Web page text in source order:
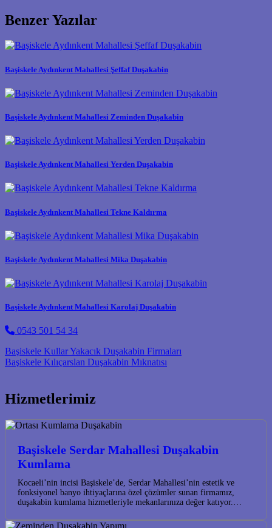
Benzer Yazılar
Başiskele Aydınkent Mahallesi Şeffaf Duşakabin
Başiskele Aydınkent Mahallesi Zeminden Duşakabin
Başiskele Aydınkent Mahallesi Yerden Duşakabin
Başiskele Aydınkent Mahallesi Tekne Kaldırma
Başiskele Aydınkent Mahallesi Mika Duşakabin
Başiskele Aydınkent Mahallesi Karolaj Duşakabin
0543 501 54 34
Post navigation
Başiskele Kullar Yakacık Duşakabin Firmaları
Başiskele Kılıçarslan Duşakabin Mıknatısı
Hizmetlerimiz
Başiskele Serdar Mahallesi Duşakabin
Kumlama
Kocaeli’nin incisi Başiskele’de, Serdar Mahallesi’nin estetik ve
fonksiyonel banyo ihtiyaçlarına özel çözümler sunan firmamız,
duşakabin kumlama hizmetleriyle mekanlarınıza değer katıyor.…